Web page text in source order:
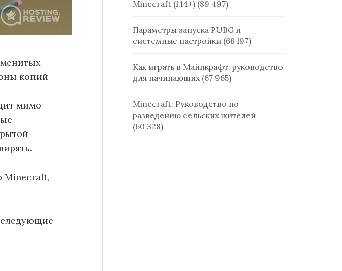
копий
мимо
Minecraft,
Minecraft (1.14+) (89 497)
Параметры запуска PUBG и
системные настройки (68 197)
Как играть в Майнкрафт: руководство
для начинающих (67 965)
Minecraft: Руководство по
разведению сельских жителей
(60 328)